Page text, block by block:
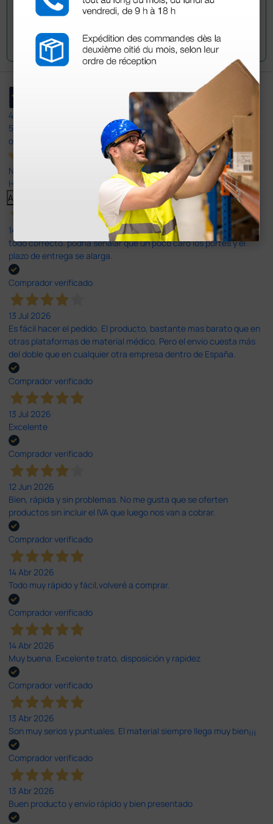
Envía tu pregunta
4,4
597
opiniones
Nuestras reseñas de 4 y 5 estrellas.
Haga clic aquí para leerlos todos >
Anterior
14 Jul 2026
todo correcto. podria señalar que un poco caro los portes y el
plazo de entrega se alarga.
Comprador verificado
13 Jul 2026
Es fácil hacer el pedido. El producto, bastante mas barato que en
otras plataformas de material médico. Pero el envío cuesta más
del doble que en cualquier otra empresa dentro de España.
Comprador verificado
13 Jul 2026
Excelente
Comprador verificado
12 Jun 2026
Bien, rápida y sin problemas. No me gusta que se oferten
productos sin incluir el IVA que luego nos van a cobrar.
Comprador verificado
14 Abr 2026
Todo muy rápido y fácil,volveré a comprar.
Comprador verificado
14 Abr 2026
Muy buena. Excelente trato, disposición y rapidez
Comprador verificado
13 Abr 2026
Son muy serios y puntuales. El material siempre llega muy bien¡¡¡
Comprador verificado
13 Abr 2026
Buen producto y envío rápido y bien presentado